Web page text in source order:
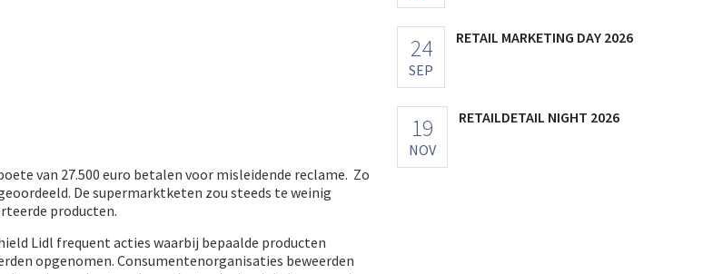
van 27.500 euro betalen voor misleidende reclame. Zo
De supermarktketen zou steeds te weinig
producten.
Lidl frequent acties waarbij bepaalde producten
opgenomen. Consumentenorganisaties beweerden
24
SEP
RETAIL MARKETING DAY 2026
19
NOV
RETAILDETAIL NIGHT 2026